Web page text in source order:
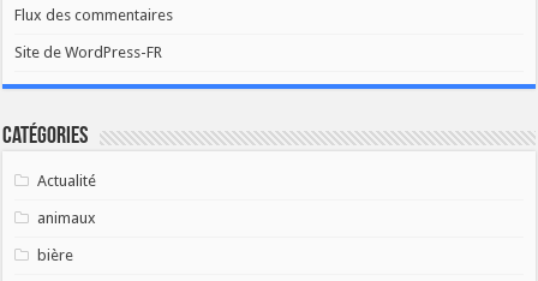
Flux des commentaires
Site de WordPress-FR
Catégories
Actualité
animaux
bière